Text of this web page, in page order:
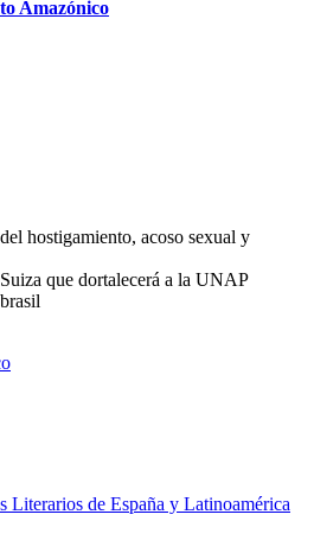
Amazónico
Literarios de España y Latinoamérica